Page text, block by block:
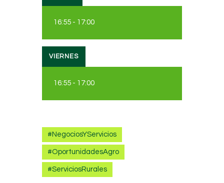
16:55- 17:00
VIERNES
16:55- 17:00
#NegociosYServicios
#OportunidadesAgro
#ServiciosRurales